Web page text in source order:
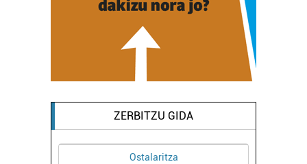
ZERBITZU GIDA
Ostalaritza